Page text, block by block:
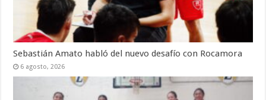
Sebastián Amato habló del nuevo desafío con Rocamora
6 agosto, 2026